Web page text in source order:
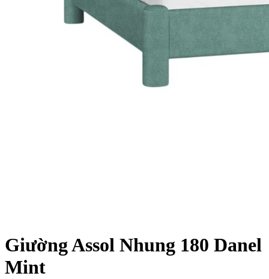
Giường Assol Nhung 180 Danel
Mint